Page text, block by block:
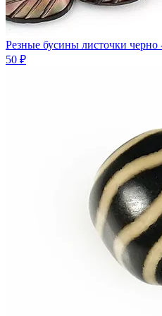
Резные бусины листочки черно
50 ₽